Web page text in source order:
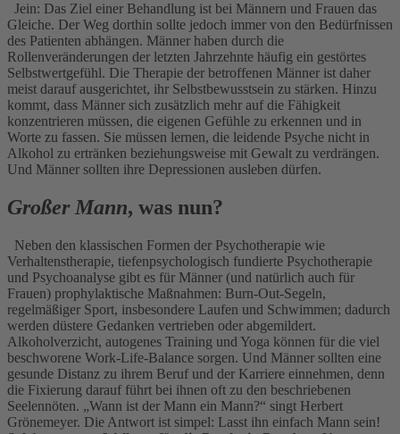
Jein: Das Ziel einer Behandlung ist bei Männern und Frauen das
Gleiche. Der Weg dorthin sollte jedoch immer von den Bedürfnissen
des Patienten abhängen. Männer haben durch die
Rollenveränderungen der letzten Jahrzehnte häufig ein gestörtes
Selbstwertgefühl. Die Therapie der betroffenen Männer ist daher
meist darauf ausgerichtet, ihr Selbstbewusstsein zu stärken. Hinzu
kommt, dass Männer sich zusätzlich mehr auf die Fähigkeit
konzentrieren müssen, die eigenen Gefühle zu erkennen und in
Worte zu fassen. Sie müssen lernen, die leidende Psyche nicht in
Alkohol zu ertränken beziehungsweise mit Gewalt zu verdrängen.
Und Männer sollten ihre Depressionen ausleben dürfen.
Großer Mann, was nun?
Neben den klassischen Formen der Psychotherapie wie
Verhaltenstherapie, tiefenpsychologisch fundierte Psychotherapie
und Psychoanalyse gibt es für Männer (und natürlich auch für
Frauen) prophylaktische Maßnahmen: Burn-Out-Segeln,
regelmäßiger Sport, insbesondere Laufen und Schwimmen; dadurch
werden düstere Gedanken vertrieben oder abgemildert.
Alkoholverzicht, autogenes Training und Yoga können für die viel
beschworene Work-Life-Balance sorgen. Und Männer sollten eine
gesunde Distanz zu ihrem Beruf und der Karriere einnehmen, denn
die Fixierung darauf führt bei ihnen oft zu den beschriebenen
Seelennöten. „Wann ist der Mann ein Mann?“ singt Herbert
Grönemeyer. Die Antwort ist simpel: Lasst ihn einfach Mann sein!